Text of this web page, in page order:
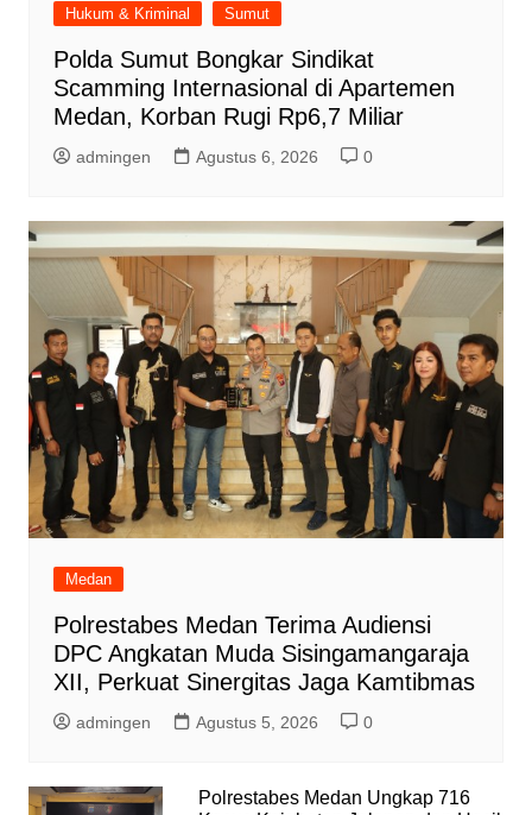
Hukum & Kriminal Sumut
Polda Sumut Bongkar Sindikat
Scamming Internasional di Apartemen
Medan, Korban Rugi Rp6,7 Miliar
admingen Agustus 6, 2026 0
Medan
Polrestabes Medan Terima Audiensi
DPC Angkatan Muda Sisingamangaraja
XII, Perkuat Sinergitas Jaga Kamtibmas
admingen Agustus 5, 2026 0
Polrestabes Medan Ungkap 716